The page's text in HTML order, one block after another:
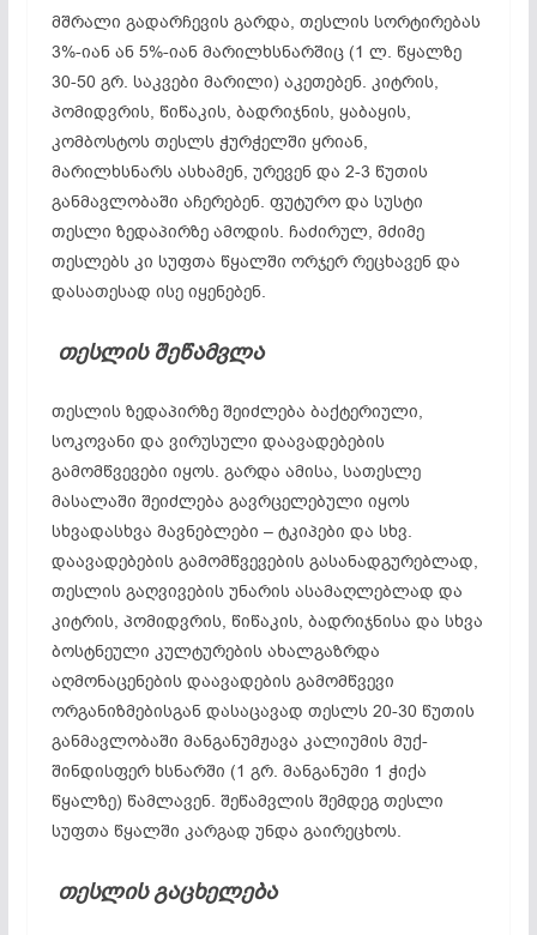
მშრალი გადარჩევის გარდა, თესლის სორტირებას
3%-იან ან 5%-იან მარილხსნარშიც (1 ლ. წყალზე
30-50 გრ. საკვები მარილი) აკეთებენ. კიტრის,
პომიდვრის, წიწაკის, ბადრიჯნის, ყაბაყის,
კომბოსტოს თესლს ჭურჭელში ყრიან,
მარილხსნარს ასხამენ, ურევენ და 2-3 წუთის
განმავლობაში აჩერებენ. ფუტურო და სუსტი
თესლი ზედაპირზე ამოდის. ჩაძირულ, მძიმე
თესლებს კი სუფთა წყალში ორჯერ რეცხავენ და
დასათესად ისე იყენებენ.
თესლის შეწამვლა
თესლის ზედაპირზე შეიძლება ბაქტერიული,
სოკოვანი და ვირუსული დაავადებების
გამომწვევები იყოს. გარდა ამისა, სათესლე
მასალაში შეიძლება გავრცელებული იყოს
სხვადასხვა მავნებლები – ტკიპები და სხვ.
დაავადებების გამომწვევების გასანადგურებლად,
თესლის გაღვივების უნარის ასამაღლებლად და
კიტრის, პომიდვრის, წიწაკის, ბადრიჯნისა და სხვა
ბოსტნეული კულტურების ახალგაზრდა
აღმონაცენების დაავადების გამომწვევი
ორგანიზმებისგან დასაცავად თესლს 20-30 წუთის
განმავლობაში მანგანუმჟავა კალიუმის მუქ-
შინდისფერ ხსნარში (1 გრ. მანგანუმი 1 ჭიქა
წყალზე) წამლავენ. შეწამვლის შემდეგ თესლი
სუფთა წყალში კარგად უნდა გაირეცხოს.
თესლის გაცხელება